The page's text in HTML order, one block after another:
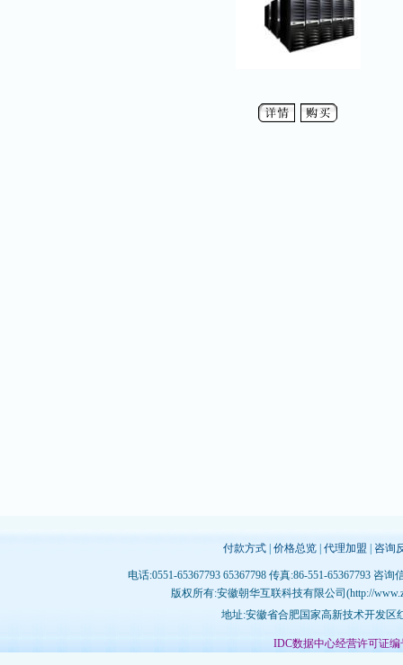
付款方式 价格总览 代理加盟 咨询
电话:0551-65367793 65367798 传真:86-551-65367793 咨询
版权所有:安徽朝华互联科技有限公司(http://
地址:安徽省合肥国家高新技术开发区
IDC数据中心经营许可证